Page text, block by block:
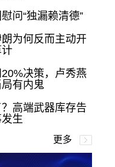
问“独漏赖清德”
为何反而主动开
决策，卢秀燕
有内鬼
高端武器库存告
生
更多